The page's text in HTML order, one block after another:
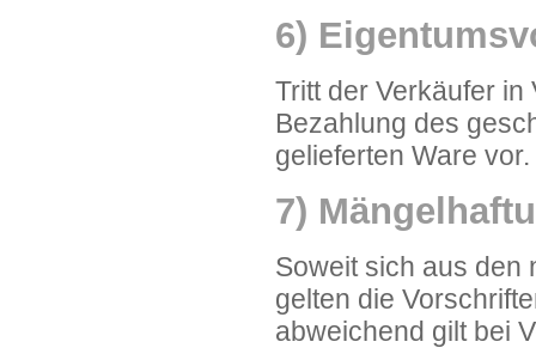
6)
Tritt der Verkäufer
Bezahlung des
gelieferten Ware vor.
7)
Soweit sich aus den
gelten die
abweichend gilt bei